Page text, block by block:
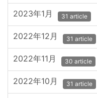
2023年1月 31 article
2022年12月 31 article
2022年11月 30 article
2022年10月 31 article